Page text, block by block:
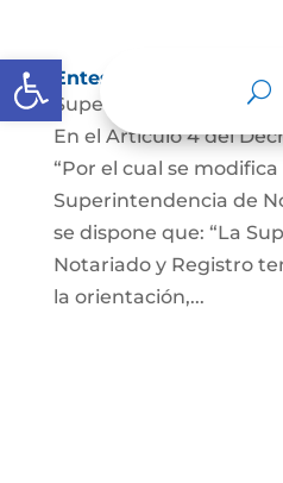
Abrir barra de herramientas
Entes y autoridades
Superintendencia de
En el Artículo 4 del
“Por el cual se
Superintendencia de
se dispone que: “La
Notariado y Registro
la orientación,...